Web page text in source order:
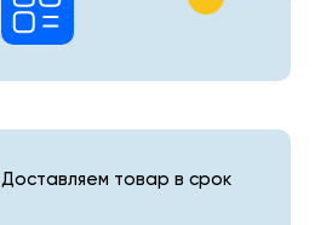
Доставляем товар в срок